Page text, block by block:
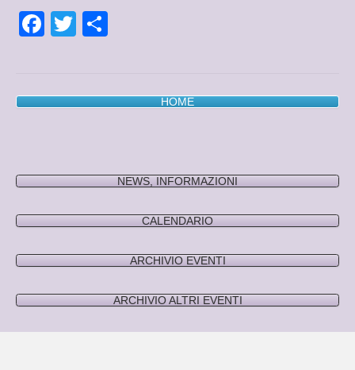
EUCARISTIA
ORDINE
ARCHIVIO EVENTI
ARCHIVIO ALTRE INFORMAZIONI/EVENTI
MEDIA
Facebook
Twitter
HOME
NEWS, INFORMAZIONI
CALENDARIO
ARCHIVIO EVENTI
ARCHIVIO ALTRI EVENTI